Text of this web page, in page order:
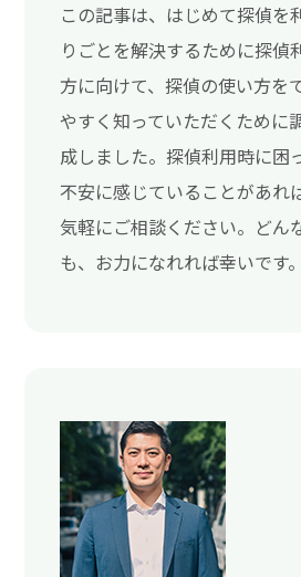
この記事は、はじめて探偵を
りごとを解決するために探偵
方に向けて、探偵の使い方を
やすく知っていただくために
成しました。探偵利用時に困
不安に感じていることがあれ
気軽にご相談ください。どん
も、お力になれれば幸いです。